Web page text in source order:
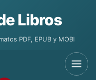
Libros
PDF, EPUB y MOBI